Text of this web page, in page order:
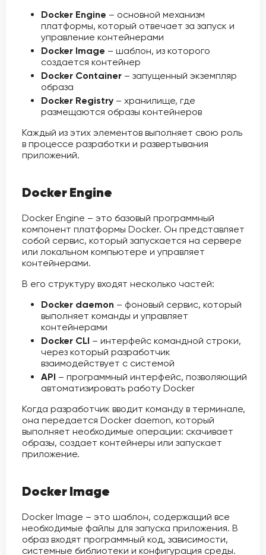
Docker Engine – основной механизм
платформы, который отвечает за запуск и
управление контейнерами
Docker Image – шаблон, из которого
создается контейнер
Docker Container – запущенный экземпляр
образа
Docker Registry – хранилище, где
размещаются образы контейнеров
Каждый из этих элементов выполняет свою роль
в процессе разработки и развертывания
приложений.
Docker Engine
Docker Engine – это базовый программный
компонент платформы Docker. Он представляет
собой сервис, который запускается на сервере
или локальном компьютере и управляет
контейнерами.
В его структуру входят несколько частей:
Docker daemon – фоновый сервис, который
выполняет команды и управляет
контейнерами
Docker CLI – интерфейс командной строки,
через который разработчик
взаимодействует с системой
API – программный интерфейс, позволяющий
автоматизировать работу Docker
Когда разработчик вводит команду в терминале,
она передается Docker daemon, который
выполняет необходимые операции: скачивает
образы, создает контейнеры или запускает
приложение.
Docker Image
Docker Image – это шаблон, содержащий все
необходимые файлы для запуска приложения. В
образ входят программный код, зависимости,
системные библиотеки и конфигурация среды.